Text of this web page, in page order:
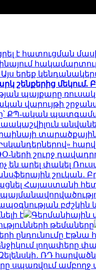
է հատուցման
երեք
շենքերից մեկում.
պայքարը
վարույթի
ՔՊ-ական
ների շուրջ
են արել փակել
շուկան․
Հայաստանի հետ
բժշկին
է
Գերմանիային
թեմաները
ընդունումը
լողափերը
ՌԴ
սպառվում ամբողջ